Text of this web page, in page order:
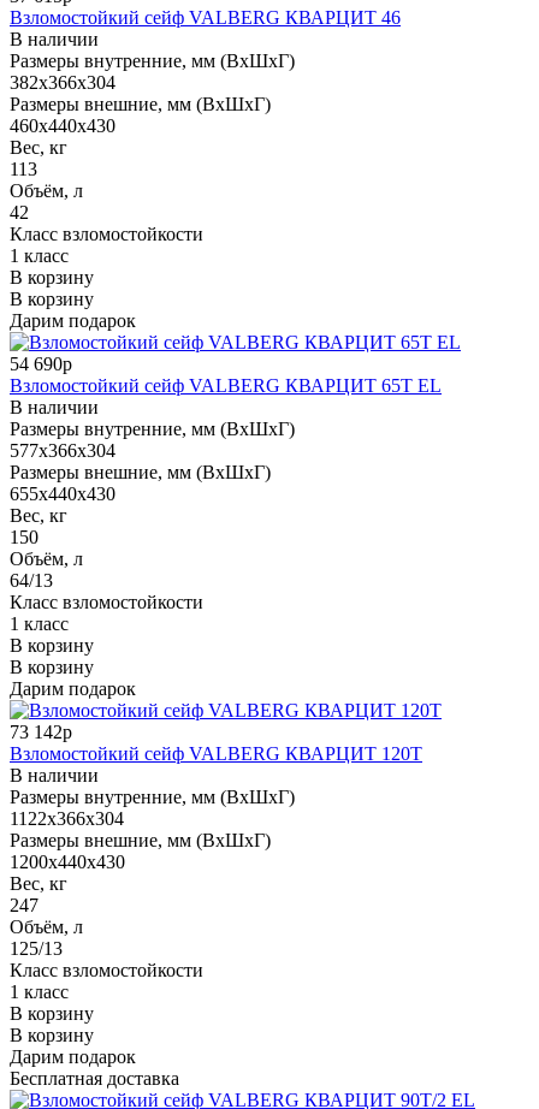
Взломостойкий сейф VALBERG КВАРЦИТ 46
В наличии
Размеры внутренние, мм (ВхШхГ)
382x366x304
Размеры внешние, мм (ВхШхГ)
460x440x430
Вес, кг
113
Объём, л
42
Класс взломостойкости
1 класс
В корзину
В корзину
Дарим подарок
54 690р
Взломостойкий сейф VALBERG КВАРЦИТ 65Т EL
В наличии
Размеры внутренние, мм (ВхШхГ)
577x366x304
Размеры внешние, мм (ВхШхГ)
655x440x430
Вес, кг
150
Объём, л
64/13
Класс взломостойкости
1 класс
В корзину
В корзину
Дарим подарок
73 142р
Взломостойкий сейф VALBERG КВАРЦИТ 120Т
В наличии
Размеры внутренние, мм (ВхШхГ)
1122x366x304
Размеры внешние, мм (ВхШхГ)
1200x440x430
Вес, кг
247
Объём, л
125/13
Класс взломостойкости
1 класс
В корзину
В корзину
Дарим подарок
Бесплатная доставка